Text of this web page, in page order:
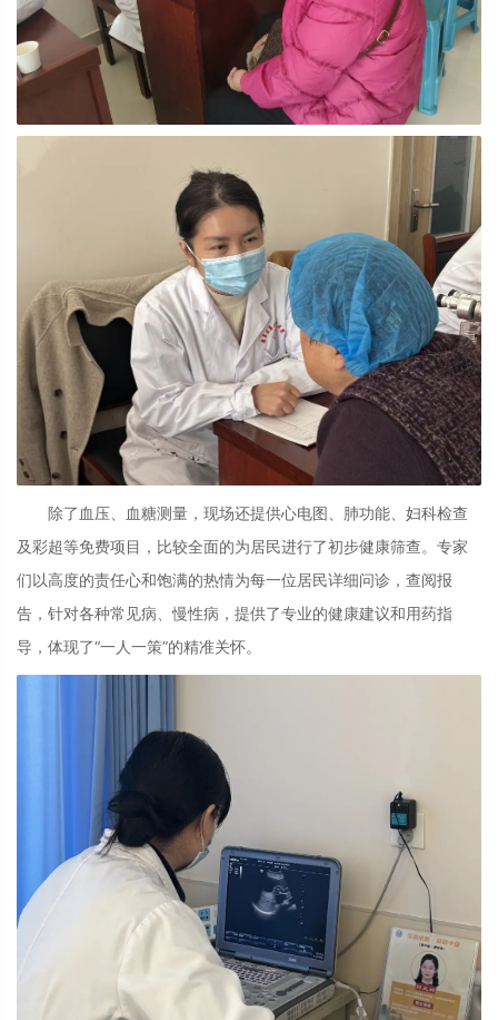
除了血压、血糖测量，现场还提供心电图、肺功能、妇科检查
及彩超等免费项目，比较全面的为居民进行了初步健康筛查。专家
们以高度的责任心和饱满的热情为每一位居民详细问诊，查阅报
告，针对各种常见病、慢性病，提供了专业的健康建议和用药指
导，体现了“一人一策”的精准关怀。